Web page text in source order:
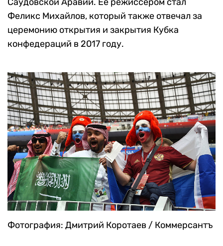
Феликс Михайлов, который также отвечал за
церемонию открытия и закрытия Кубка
конфедераций в 2017 году.
Фотография: Дмитрий Коротаев / Коммерсантъ